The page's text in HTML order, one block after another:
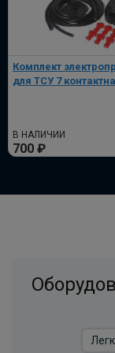
Комплект
для ТСУ 7
В НАЛИЧИИ
700 ₽